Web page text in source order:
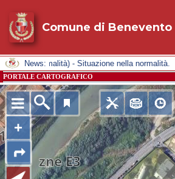
Comune di Benevento
News:
di allerta: (Normalità) - Situazione nella normalità.
PORTALE CARTOGRAFICO